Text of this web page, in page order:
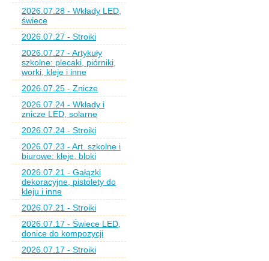
2026.07.28 - Wkłady LED,
świece
2026.07.27 - Stroiki
2026.07.27 - Artykuły
szkolne: plecaki, piórniki,
worki, kleje i inne
2026.07.25 - Znicze
2026.07.24 - Wkłady i
znicze LED, solarne
2026.07.24 - Stroiki
2026.07.23 - Art. szkolne i
biurowe: kleje, bloki
2026.07.21 - Gałązki
dekoracyjne, pistolety do
kleju i inne
2026.07.21 - Stroiki
2026.07.17 - Świece LED,
donice do kompozycji
2026.07.17 - Stroiki